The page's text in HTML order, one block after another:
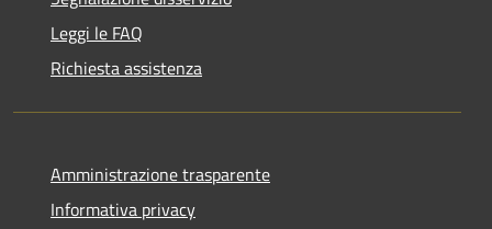
Leggi le FAQ
Richiesta assistenza
Amministrazione trasparente
Informativa privacy